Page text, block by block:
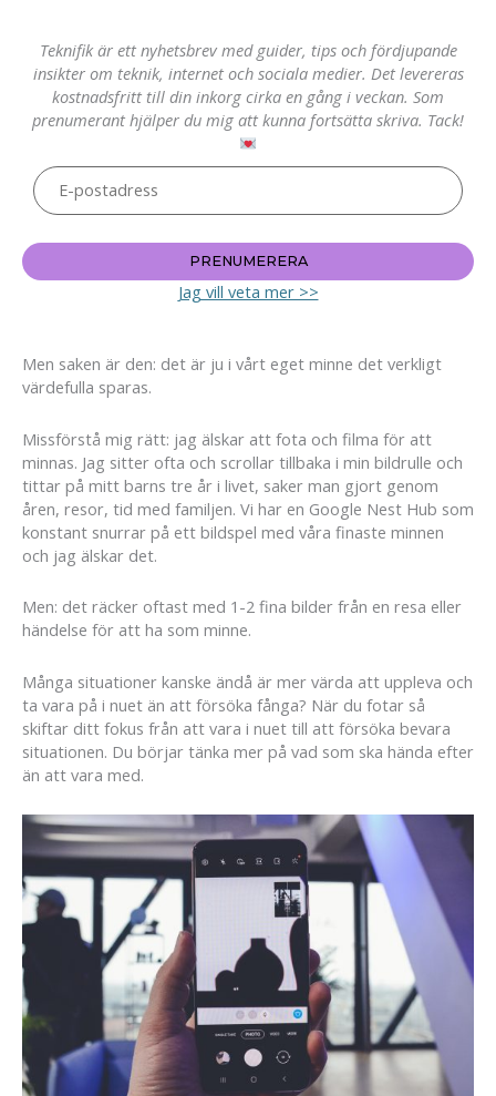
Teknifik är ett nyhetsbrev med guider, tips och fördjupande
insikter om teknik, internet och sociala medier. Det levereras
kostnadsfritt till din inkorg cirka en gång i veckan. Som
prenumerant hjälper du mig att kunna fortsätta skriva. Tack!
PRENUMERERA
Jag vill veta mer >>
Men saken är den: det är ju i vårt eget minne det verkligt
värdefulla sparas.
Missförstå mig rätt: jag älskar att fota och filma för att
minnas. Jag sitter ofta och scrollar tillbaka i min bildrulle och
tittar på mitt barns tre år i livet, saker man gjort genom
åren, resor, tid med familjen. Vi har en Google Nest Hub som
konstant snurrar på ett bildspel med våra finaste minnen
och jag älskar det.
Men: det räcker oftast med 1-2 fina bilder från en resa eller
händelse för att ha som minne.
Många situationer kanske ändå är mer värda att uppleva och
ta vara på i nuet än att försöka fånga? När du fotar så
skiftar ditt fokus från att vara i nuet till att försöka bevara
situationen. Du börjar tänka mer på vad som ska hända efter
än att vara med.